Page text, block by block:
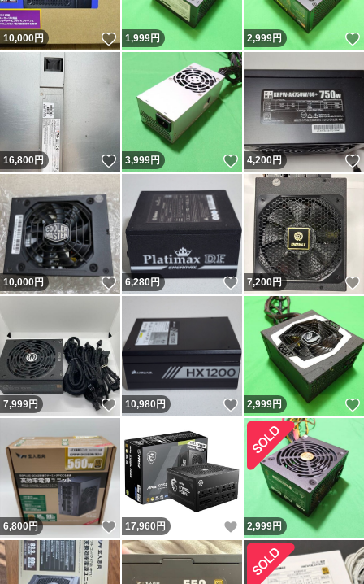
10,000円 いいね！
1,999円 2,999円
16,800円 いいね！
3,999円 いいね！
4,200円
10,000円 いいね！
6,280円 いいね！
7,200円
7,999円 いいね！
10,980円 いいね！
2,999円
6,800円 いいね！
17,960 円 いいね！
2,999円